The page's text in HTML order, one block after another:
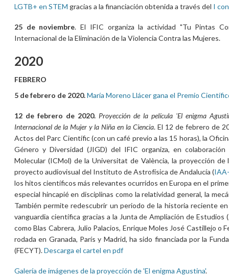
LGTB+ en STEM gracias a la financiación obtenida a través del I
25 de noviembre. El IFIC organiza la actividad "Tu Pintas
Internacional de la Eliminación de la Violencia Contra las Mujeres.
2020
FEBRERO
5 de febrero de 2020.María Moreno Llácer gana el Premio
12 de febrero de 2020. Proyección de la película 'El enigma
Internacional de la Mujer y la Niña en la Ciencia. El 12 de febrero de
Actos del Parc Científic (con un café previo a las 15 horas), la
Género y Diversidad (JIGD) del IFIC organiza, en
Molecular (ICMol) de la Universitat de València, la proyección de
proyecto audiovisual del Instituto de Astrofísica de Andalucía (
los hitos científicos más relevantes ocurridos en Europa en el
especial hincapié en disciplinas como la relatividad general, la
También permite redescubrir un periodo de la historia reciente
vanguardia científica gracias a la Junta de Ampliación de Estudios
como Blas Cabrera, Julio Palacios, Enrique Moles José Castillejo o
rodada en Granada, París y Madrid, ha sido financiada por la
(FECYT).Descarga el cartel en pdf
Galería de imágenes de la proyección de 'El enigma Agustina'.